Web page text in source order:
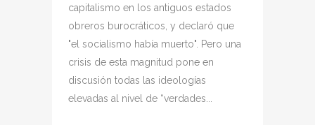
capitalismo en los antiguos estados
obreros burocráticos, y declaró que
"el socialismo había muerto". Pero una
crisis de esta magnitud pone en
discusión todas las ideologías
elevadas al nivel de “verdades...